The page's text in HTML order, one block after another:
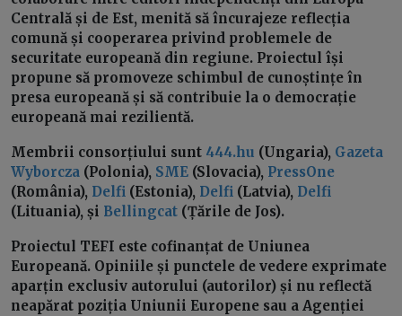
Centrală și de Est, menită să încurajeze reflecția
comună și cooperarea privind problemele de
securitate europeană din regiune. Proiectul își
propune să promoveze schimbul de cunoștințe în
presa europeană și să contribuie la o democrație
europeană mai rezilientă.
Membrii consorțiului sunt 444.hu (Ungaria), Gazeta
Wyborcza (Polonia), SME (Slovacia), PressOne
(România), Delfi (Estonia), Delfi (Latvia), Delfi
(Lituania), și Bellingcat (Țările de Jos).
Proiectul TEFI este cofinanțat de Uniunea
Europeană. Opiniile și punctele de vedere exprimate
aparțin exclusiv autorului (autorilor) și nu reflectă
neapărat poziția Uniunii Europene sau a Agenției